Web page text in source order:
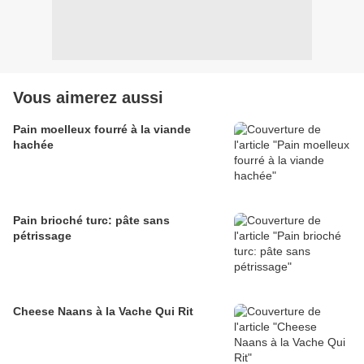
Vous aimerez aussi
Pain moelleux fourré à la viande
hachée
Pain brioché turc: pâte sans
pétrissage
Cheese Naans à la Vache Qui Rit